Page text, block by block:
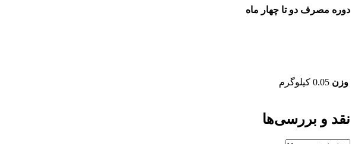
دوره مصرف دو تا چهار ماه
وزن 0.05 کیلوگرم
نقد و بررسی‌ها